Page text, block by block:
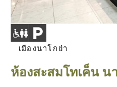
เมืองนาโกย่า
ห้องสะสมโทเค็น น